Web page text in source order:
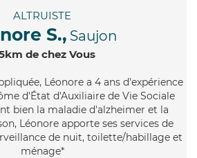
ALTRUISTE
S., Saujon
de chez Vous
Léonore a 4 ans d'expérience
d'État d'Auxiliaire de Vie Sociale
bien la maladie d'alzheimer et la
Léonore apporte ses services de
de nuit, toilette/habillage et
ménage*